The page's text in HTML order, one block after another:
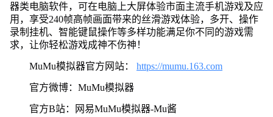
器类电脑软件，可在电脑上大屏体验市面主流手机游戏及应
用，享受240帧高帧画面带来的丝滑游戏体验，多开、操作
录制挂机、智能键鼠操作等多样功能满足你不同的游戏需
求，让你轻松游戏成神不伤神！
MuMu模拟器官方网站： https://mumu.163.com
官方微博：MuMu模拟器
官方B站：网易MuMu模拟器-Mu酱